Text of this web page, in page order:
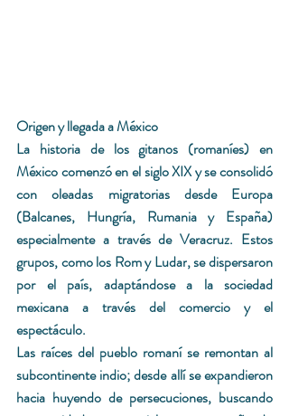
Origen y llegada a México
La historia de los gitanos (romaníes) en
México comenzó en el siglo XIX y se consolidó
especialmente a través de Veracruz. Estos
grupos, como los Rom y Ludar, se dispersaron
por el país, adaptándose a la sociedad
mexicana a través del comercio y el
espectáculo.
Las raíces del pueblo romaní se remontan al
subcontinente indio; desde allí se expandieron
hacia huyendo de persecuciones, buscando